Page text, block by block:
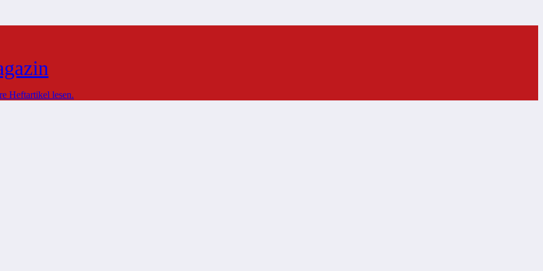
Heftartikel lesen.